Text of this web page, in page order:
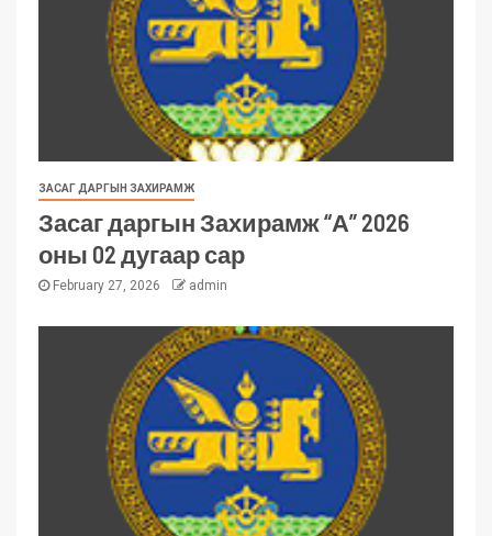
ЗАСАГ ДАРГЫН ЗАХИРАМЖ
Засаг даргын Захирамж “А” 2026
оны 02 дугаар сар
February 27, 2026 admin